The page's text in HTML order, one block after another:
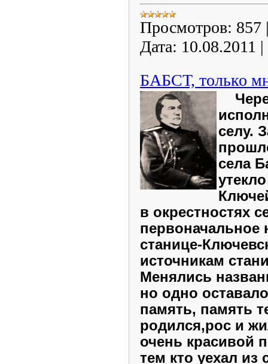
Просмотров: 857
Дата: 10.08.2011 |
БАБСТ, только
Ч
селу.
села
в окрестностях
первоначальное
станице-
источникам
Менялись
но одно
память, память
родился,рос и
очень красивой
тем кто уехал из